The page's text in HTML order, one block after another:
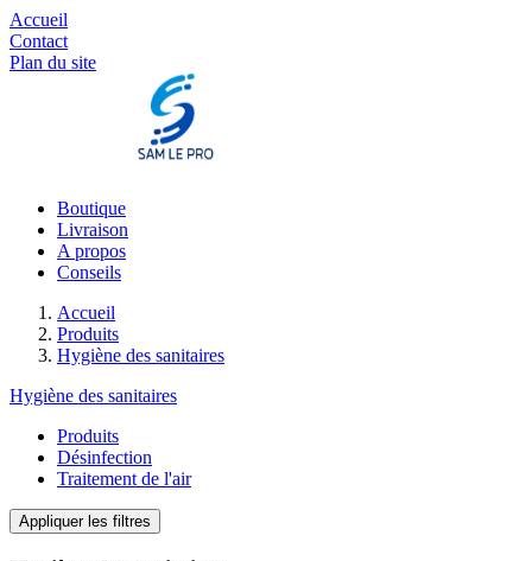
Accueil
Contact
Plan du site
Boutique
Livraison
A propos
Conseils
Accueil
Produits
Hygiène des sanitaires
Hygiène des sanitaires
Produits
Désinfection
Traitement de l'air
Appliquer les filtres